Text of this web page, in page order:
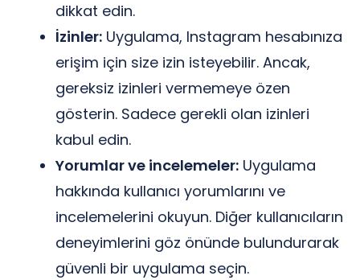
dikkat edin.
İzinler: Uygulama, Instagram hesabınıza
erişim için size izin isteyebilir. Ancak,
gereksiz izinleri vermemeye özen
gösterin. Sadece gerekli olan izinleri
kabul edin.
Yorumlar ve incelemeler: Uygulama
hakkında kullanıcı yorumlarını ve
incelemelerini okuyun. Diğer kullanıcıların
deneyimlerini göz önünde bulundurarak
güvenli bir uygulama seçin.